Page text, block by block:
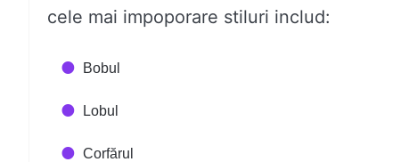
cele mai impoporare stiluri includ:
Bobul
Lobul
Corfărul